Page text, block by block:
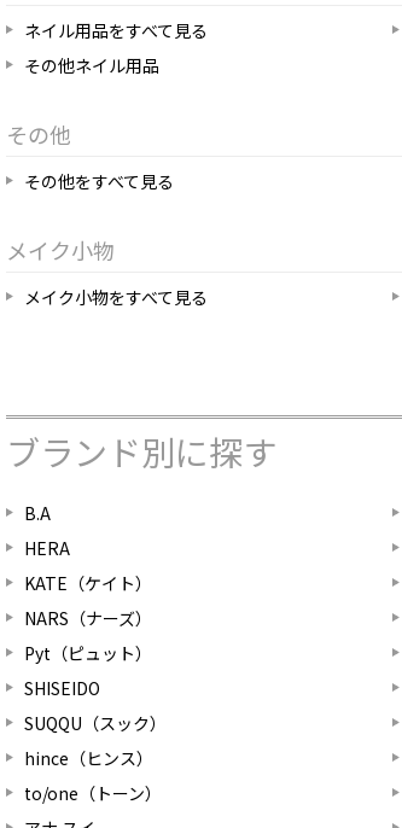
ネイル用品をすべて見る
その他ネイル用品
その他
その他をすべて見る
メイク小物
メイク小物をすべて見る
ブランド別に探す
B.A
HERA
KATE（ケイト）
NARS（ナーズ）
Pyt（ピュット）
SHISEIDO
SUQQU（スック）
hince（ヒンス）
to/one（トーン）